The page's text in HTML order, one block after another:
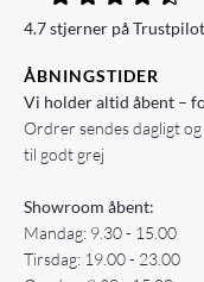
4.7 stjerner på Trustpilot
ÅBNINGSTIDER
Vi holder altid åbent –
Ordrer sendes dagligt
til godt grej
Showroom åbent:
Mandag: 9.30 - 15.00
Tirsdag: 19.00 - 23.00